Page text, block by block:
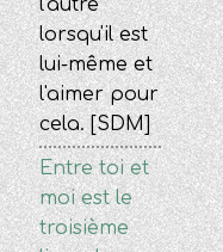
l'autre
lorsqu'il est
lui-même et
l'aimer pour
cela. [SDM]
Entre toi et
moi est le
troisième